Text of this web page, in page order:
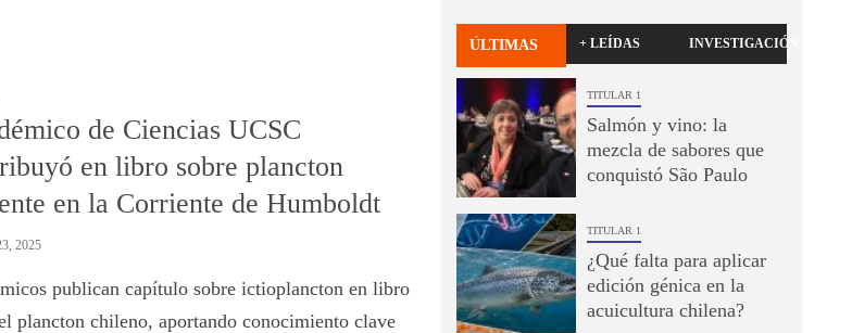
de Ciencias UCSC
en libro sobre plancton
en la Corriente de Humboldt
2025
publican capítulo sobre ictioplancton en libro
plancton chileno, aportando conocimiento clave
ÚLTIMAS + LEÍDAS INVESTIGACIÓN
TITULAR 1
Salmón y vino: la
mezcla de sabores que
conquistó São Paulo
TITULAR 1
¿Qué falta para aplicar
edición génica en la
acuicultura chilena?